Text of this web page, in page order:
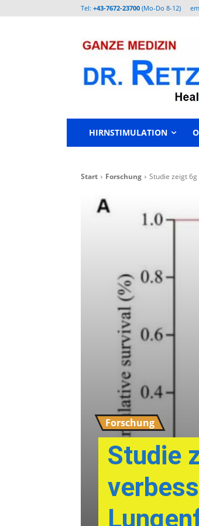
Tel: +43-7672-23700 (Mo-Do 8-12)
HIRNSTIMULATION
Start Forschung Studie zeigt
Forschung
Studie